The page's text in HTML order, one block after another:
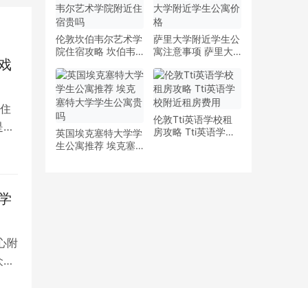
附
伦敦坎伯韦尔艺术学
院住宿攻略 坎伯韦
贵吗
萨里大学附近学生公
寓注意事项 萨里大
英国埃克塞特大学学
生公寓推荐 埃克塞
伦敦Tti英语学校租
房攻略 Tti英语学校